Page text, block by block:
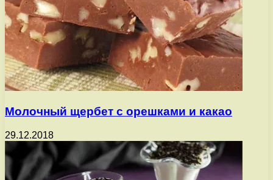
Молочный щербет с орешками и какао
29.12.2018